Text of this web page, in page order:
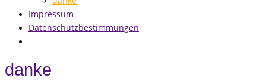
Impressum
Datenschutzbestimmungen
danke